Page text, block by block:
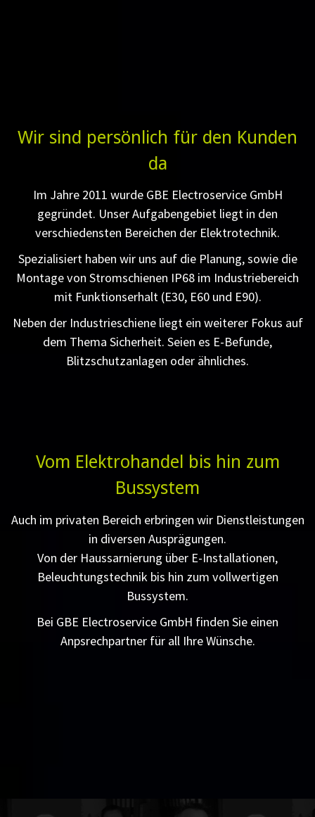
Wir sind persönlich für den Kunden
da
Im Jahre 2011 wurde GBE Electroservice GmbH
gegründet. Unser Aufgabengebiet liegt in den
verschiedensten Bereichen der Elektrotechnik.
Spezialisiert haben wir uns auf die Planung, sowie die
Montage von Stromschienen IP68 im Industriebereich
mit Funktionserhalt (E30, E60 und E90).
Neben der Industrieschiene liegt ein weiterer Fokus auf
dem Thema Sicherheit. Seien es E-Befunde,
Blitzschutzanlagen oder ähnliches.
Vom Elektrohandel bis hin zum
Bussystem
Auch im privaten Bereich erbringen wir Dienstleistungen
in diversen Ausprägungen.
Von der Haussarnierung über E-Installationen,
Beleuchtungstechnik bis hin zum vollwertigen
Bussystem.
Bei GBE Electroservice GmbH finden Sie einen
Anpsrechpartner für all Ihre Wünsche.